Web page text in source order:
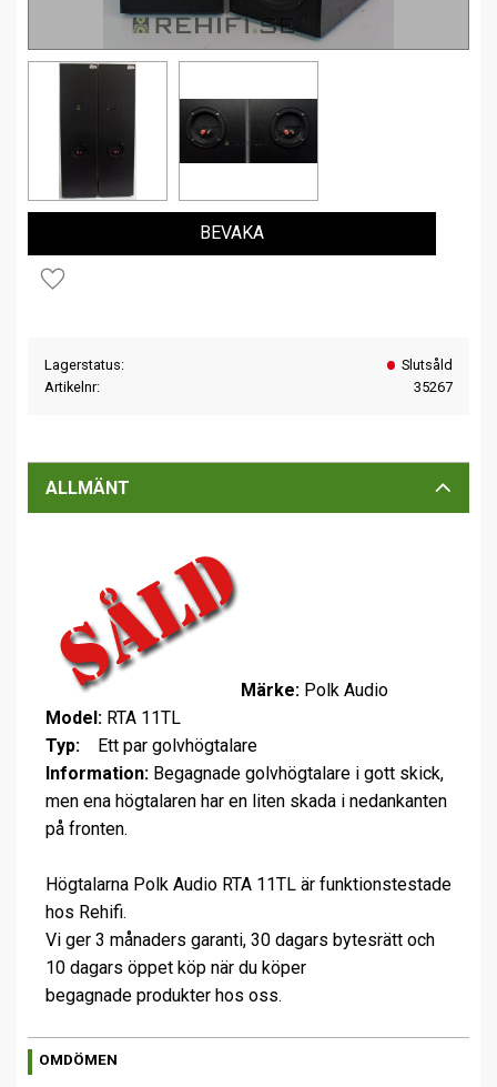
Lägg till i favoriter
BEVAKA
Lagerstatus
Slutsåld
Artikelnr
35267
ALLMÄNT
Märke: Polk Audio
Model: RTA 11TL
Typ: Ett par golvhögtalare
Information: Begagnade golvhögtalare i gott skick,
men ena högtalaren har en liten skada i nedankanten
på fronten.
Högtalarna Polk Audio RTA 11TL är funktionstestade
hos Rehifi.
Vi ger 3 månaders garanti, 30 dagars bytesrätt och
10 dagars öppet köp när du köper
begagnade produkter hos oss.
OMDÖMEN